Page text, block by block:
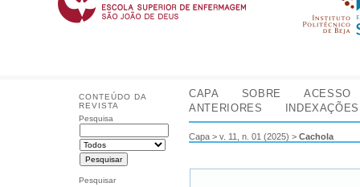
CONTEÚDO DA
REVISTA
Pesquisa
Pesquisar
CAPA SOBRE
ACESSO
ANTERIORES
INDEXAÇÕES
Capa >v. 11, n. 01 (2025) >Cachola